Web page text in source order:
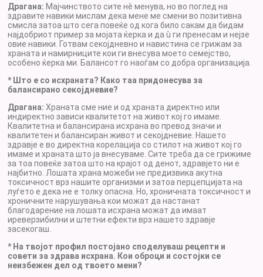
Драгана: Мајчинството сите нè менува, но во поглед на
здравите навики мислам дека мене ме смени во позитивна
смисла затоа што сега повеќе од кога било сакам да бидам
најдобриот пример за мојата ќерка и да ù ги пренесам и нејзе
овие навики. Готвам секојдневно и навистина се грижам за
храната и намирниците кои ги внесува моето семејство,
особено ќерка ми. Балансот го наоѓам со добра организација.
* Што е со исхраната? Како таа придонесува за
балансирано секојдневие?
Драгана: Храната сме ние и од храната директно или
индиректно зависи квалитетот на живот кој го имаме.
Квалитетна и балансирана исхрана во превод значи и
квалитетен и балансиран живот и секојдневие. Нашето
здравје е во директна корелација со стилот на живот кој го
имаме и храната што ја внесуваме. Сите треба да се грижиме
за тоа повеќе затоа што на крајот од денот, здравјето ни е
најбитно. Лошата храна можеби не предизвика акутна
токсичност врз нашите организми и затоа перцепцијата на
луѓето е дека не е толку опасна. Но, хроничната токсичност и
хроничните нарушувања кои можат да настанат
благодарение на лошата исхрана можат да имаат
иреверзибилни и штетни ефекти врз нашето здравје
засекогаш.
* На твојот профил постојано споделуваш рецепти и
совети за здрава исхрана. Кои оброци и состојки се
неизбежен дел од твоето мени?